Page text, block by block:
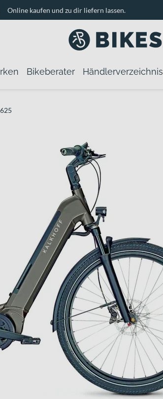
Online kaufen und zu dir liefern lassen.
Bikeberater Händlerverzeichnis